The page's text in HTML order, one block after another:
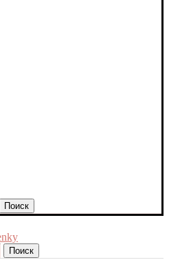
Поиск
Поиск